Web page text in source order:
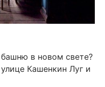
в новом свете?
Кашенкин Луг и